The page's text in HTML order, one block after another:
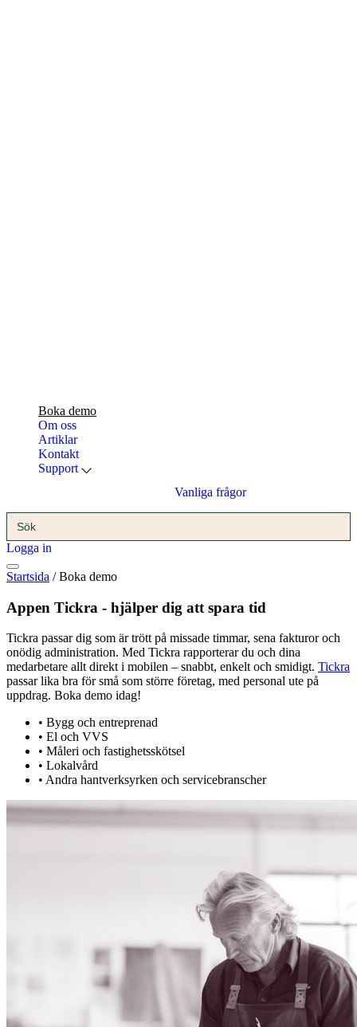
Boka demo
Om oss
Artiklar
Kontakt
Support
Vanliga frågor
Sök
efter:
Logga in
Startsida / Boka demo
Appen Tickra - hjälper dig att spara tid
Tickra passar dig som är trött på missade timmar, sena fakturor och
onödig administration. Med Tickra rapporterar du och dina
medarbetare allt direkt i mobilen – snabbt, enkelt och smidigt. Tickra
passar lika bra för små som större företag, med personal ute på
uppdrag. Boka demo idag!
• Bygg och entreprenad
• El och VVS
• Måleri och fastighetsskötsel
• Lokalvård
• Andra hantverksyrken och servicebranscher